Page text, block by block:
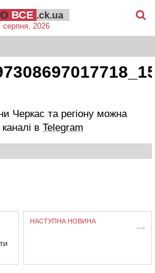
ВСЕ .ck.ua
серпня, 2026
Черкас та регіону можна
в Telegram
НАСТУПНА НОВИНА